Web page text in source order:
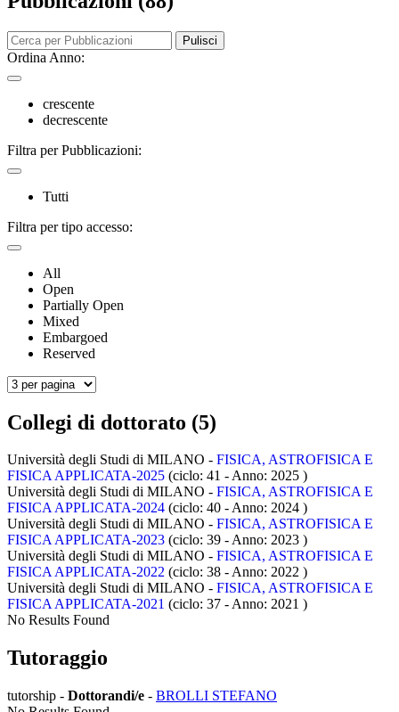
Pulisci
Ordina Anno:
crescente
decrescente
Filtra per Pubblicazioni:
Tutti
Filtra per tipo accesso:
All
Open
Partially Open
Mixed
Embargoed
Reserved
Collegi di dottorato (5)
Università degli Studi di MILANO - FISICA, ASTROFISICA E
FISICA APPLICATA-2025 (ciclo: 41 - Anno: 2025 )
Università degli Studi di MILANO - FISICA, ASTROFISICA E
FISICA APPLICATA-2024 (ciclo: 40 - Anno: 2024 )
Università degli Studi di MILANO - FISICA, ASTROFISICA E
FISICA APPLICATA-2023 (ciclo: 39 - Anno: 2023 )
Università degli Studi di MILANO - FISICA, ASTROFISICA E
FISICA APPLICATA-2022 (ciclo: 38 - Anno: 2022 )
Università degli Studi di MILANO - FISICA, ASTROFISICA E
FISICA APPLICATA-2021 (ciclo: 37 - Anno: 2021 )
No Results Found
Tutoraggio
tutorship - Dottorandi/e - BROLLI STEFANO